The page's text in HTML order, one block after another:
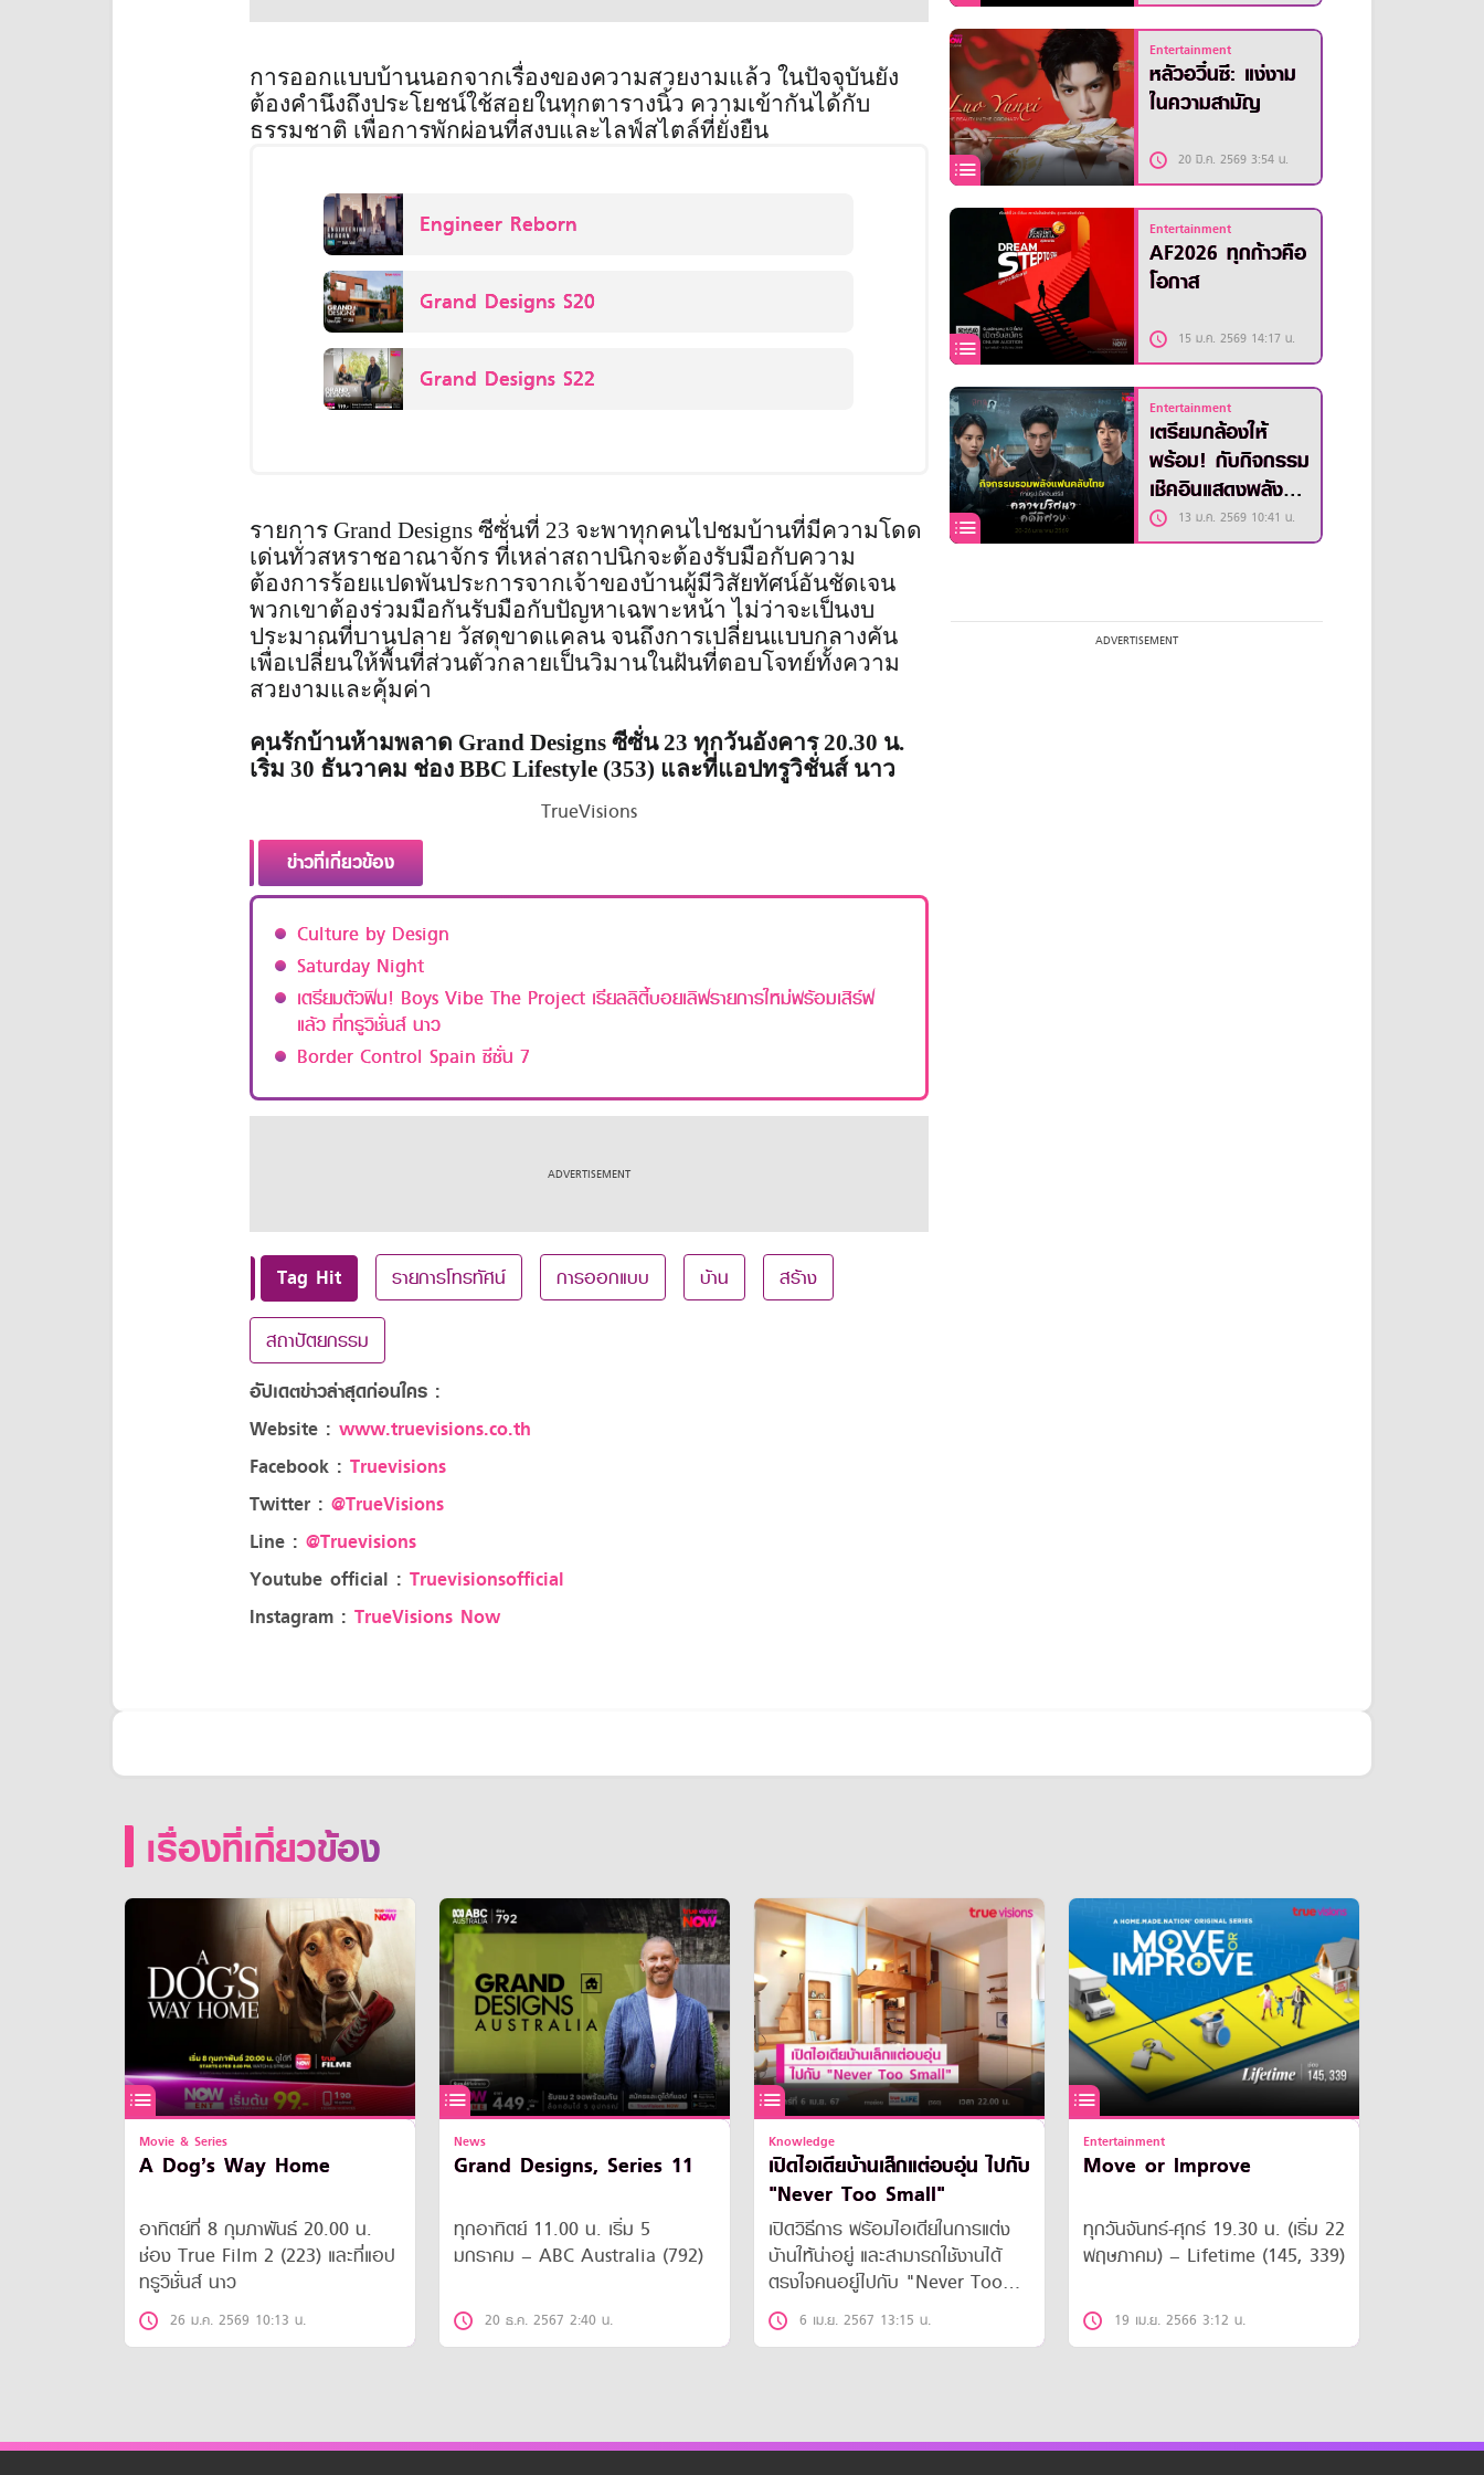
การออกแบบบ้านนอกจากเรื่องของความสวยงามแล้ว ในปัจจุบันยัง
ต้องคำนึงถึงประโยชน์ใช้สอยในทุกตารางนิ้ว ความเข้ากันได้กับ
ธรรมชาติ เพื่อการพักผ่อนที่สงบและไลฟ์สไตล์ที่ยั่งยืน
Engineer Reborn
Grand Designs S20
Grand Designs S22
รายการ Grand Designs ซีซั่นที่ 23 จะพาทุกคนไปชมบ้านที่มีความโดด
เด่นทั่วสหราชอาณาจักร ที่เหล่าสถาปนิกจะต้องรับมือกับความ
ต้องการร้อยแปดพันประการจากเจ้าของบ้านผู้มีวิสัยทัศน์อันชัดเจน
พวกเขาต้องร่วมมือกันรับมือกับปัญหาเฉพาะหน้า ไม่ว่าจะเป็นงบ
ประมาณที่บานปลาย วัสดุขาดแคลน จนถึงการเปลี่ยนแบบกลางคัน
เพื่อเปลี่ยนให้พื้นที่ส่วนตัวกลายเป็นวิมานในฝันที่ตอบโจทย์ทั้งความ
สวยงามและคุ้มค่า
คนรักบ้านห้ามพลาด Grand Designs ซีซั่น 23 ทุกวันอังคาร 20.30 น.
เริ่ม 30 ธันวาคม ช่อง BBC Lifestyle (353) และที่แอปทรูวิชั่นส์ นาว
TrueVisions
ข่าวที่เกี่ยวข้อง
Culture by Design
Saturday Night
เตรียมตัวฟิน! Boys Vibe The Project เรียลลิตี้บอยเลิฟรายการใหม่พร้อมเสิร์ฟ
แล้ว ที่ทรูวิชั่นส์ นาว
Border Control Spain ซีซั่น 7
Tag Hit รายการโทรทัศน์ การออกแบบ บ้าน สร้าง
สถาปัตยกรรม
อัปเดตข่าวล่าสุดก่อนใคร :
Website : www.truevisions.co.th
Facebook : Truevisions
Twitter : @TrueVisions
Line : @Truevisions
Youtube official : Truevisionsofficial
Instagram : TrueVisions Now
Entertainment
หลัวอวิ๋นซี: แง่งาม
ในความสามัญ
20 มี.ค. 2569 3:54 น.
Entertainment
AF2026 ทุกก้าวคือ
โอกาส
15 ม.ค. 2569 14:17 น.
Entertainment
เตรียมกล้องให้
พร้อม! กับกิจกรรม
เช็คอินแสดงพลัง ซี
รีส์ “The Truth
Within”
13 ม.ค. 2569 10:41 น.
เรื่องที่เกี่ยวข้อง
Movie & Series
A Dog’s Way Home
อาทิตย์ที่ 8 กุมภาพันธ์ 20.00 น.
ช่อง True Film 2 (223) และที่แอป
ทรูวิชั่นส์ นาว
26 ม.ค. 2569 10:13 น.
News
Grand Designs, Series 11
ทุกอาทิตย์ 11.00 น. เริ่ม 5
มกราคม – ABC Australia (792)
20 ธ.ค. 2567 2:40 น.
Knowledge
เปิดไอเดียบ้านเล็กแต่อบอุ่น ไปกับ
"Never Too Small"
เปิดวิธีการ พร้อมไอเดียในการแต่ง
บ้านให้น่าอยู่ และสามารถใช้งานได้
ตรงใจคนอยู่ไปกับ "Never Too
Small"6 เม.ย. 2567 13:15 น.
Entertainment
Move or Improve
ทุกวันจันทร์-ศุกร์ 19.30 น. (เริ่ม 22
พฤษภาคม) – Lifetime (145, 339)
19 เม.ย. 2566 3:12 น.